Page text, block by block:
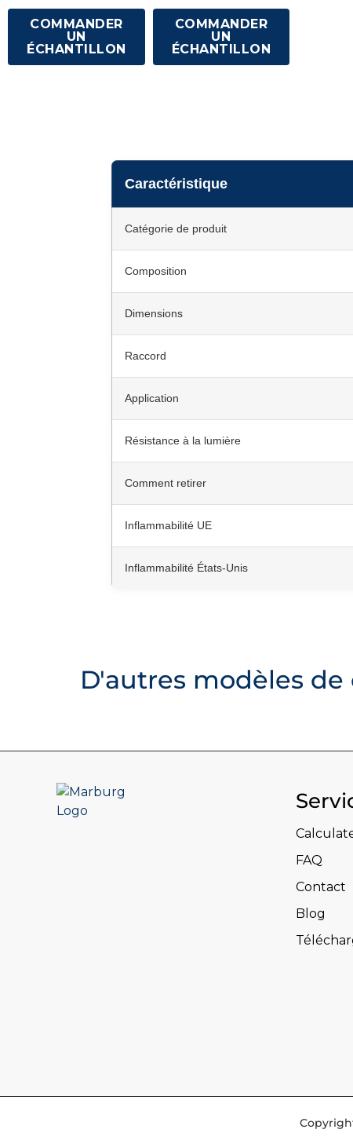
COMMANDER
UN
ÉCHANTILLON
COMMANDER
UN
ÉCHANTILLON
Caractéristique
Catégorie de produit
Composition
Dimensions
Raccord
Application
Résistance à la lumière
Comment retirer
Inflammabilité UE
Inflammabilité États-Unis
D'autres modèles
FAQ
Contact
Blog